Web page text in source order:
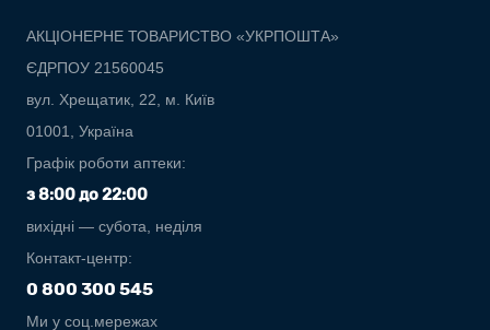
АКЦІОНЕРНЕ ТОВАРИСТВО «УКРПОШТА»
ЄДРПОУ 21560045
вул. Хрещатик, 22, м. Київ
01001, Україна
Графік роботи аптеки:
з 8:00 до 22:00
вихідні — субота, неділя
Контакт-центр:
0 800 300 545
Ми у соц.мережах